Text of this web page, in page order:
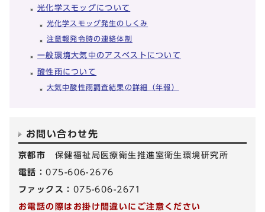
光化学スモッグについて
光化学スモッグ発生のしくみ
注意報発令時の連絡体制
一般環境大気中のアスベストについて
酸性雨について
大気中酸性雨調査結果の詳細（年報）
お問い合わせ先
京都市 保健福祉局医療衛生推進室衛生環境研究所
電話：075-606-2676
ファックス： 075-606-2671
お電話の際はお掛け間違いにご注意ください